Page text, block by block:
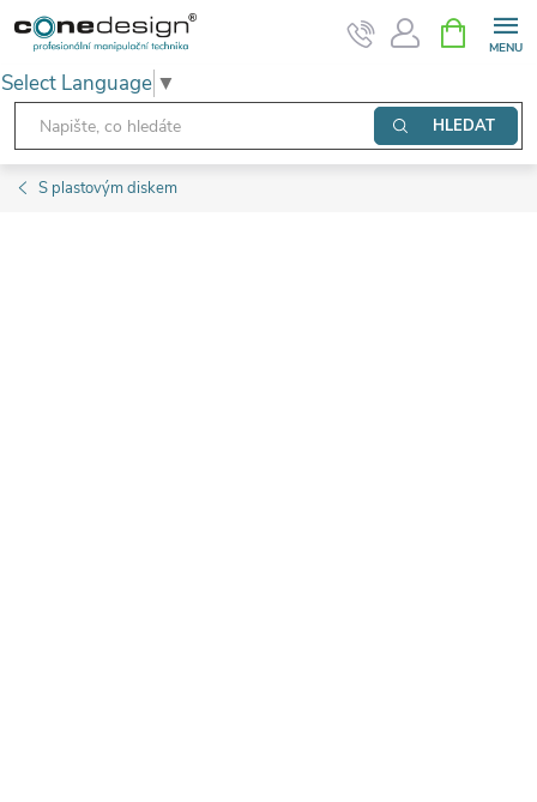
Přejít
obsah
Select Language ▼
HLEDAT
NÁKUPNÍ
KOŠÍK
S plastovým diskem